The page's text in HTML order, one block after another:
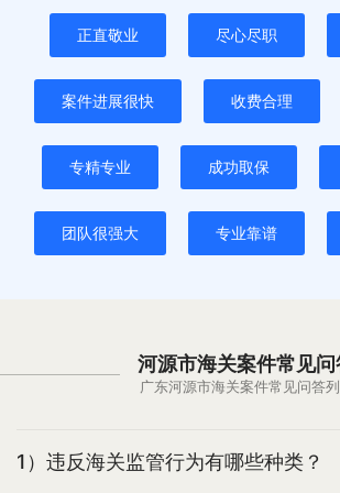
正直敬业 尽心尽职
案件进展很快 收费合理
专精专业 成功取保
团队很强大 专业靠谱
河源市海关案件常见问
广东河源市海关案件常见问答
1）违反海关监管行为有哪些种类？